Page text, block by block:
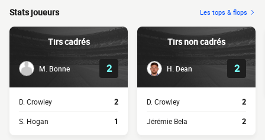
Stats joueurs Les tops & flops
Tirs cadrés
M. Bonne 2
D. Crowley 2
S. Hogan 1
Tirs non cadrés
H. Dean 2
D. Crowley 2
Jérémie Bela 2